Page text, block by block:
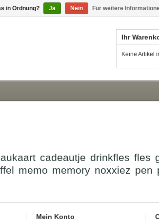
Ihr
Keine Artikel
cadeautje drinkfles fles
memo memory noxxiez pen
Mein Konto
in Ordnung? Ja Nein Für weitere